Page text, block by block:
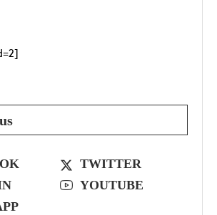
TWITTER
YOUTUBE